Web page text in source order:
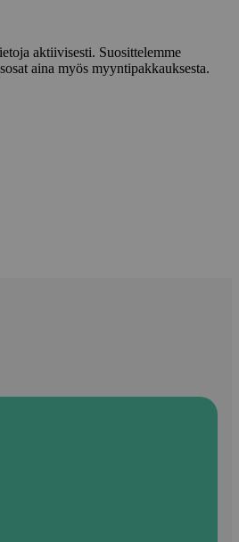
aktiivisesti. Suosittelemme
aina myös myyntipakkauksesta.